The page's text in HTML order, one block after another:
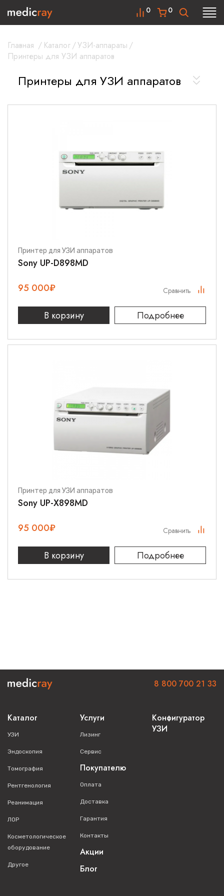
0
0
Главная / Каталог/УЗИ-аппараты /
Принтеры для УЗИ аппаратов
Принтеры для УЗИ аппаратов
Принтер для УЗИ аппаратов
Sony UP-D898MD
95 000₽
В корзину Подробнее
Сравнить
Принтер для УЗИ аппаратов
Sony UP-X898MD
95 000₽
В корзину Подробнее
Сравнить
Каталог
УЗИ
Эндоскопия
Томография
Рентгенология
Реанимация
ЛОР
Косметологическое
оборудование
Другое
Услуги
Лизинг
Сервис
Покупателю
Оплата
Доставка
Гарантия
Контакты
Акции
Блог
Конфигуратор
УЗИ
8 800 700 21 33